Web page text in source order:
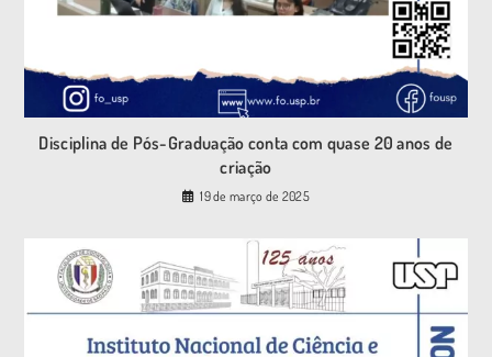
Disciplina de Pós-Graduação conta com quase 20 anos de
criação
19 de março de 2025